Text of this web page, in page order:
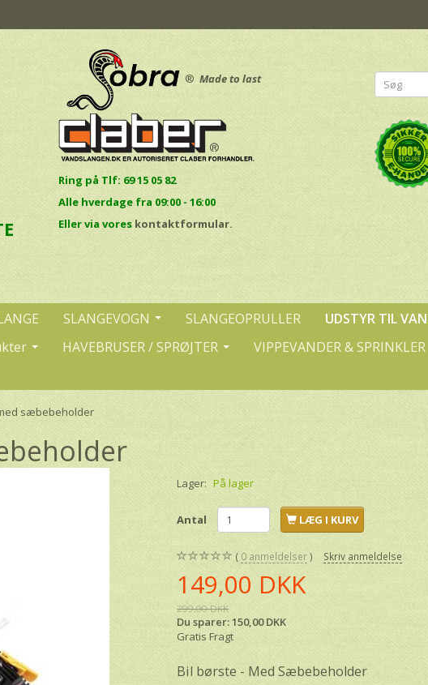
® Made to last
Ring på Tlf: 69 15 05 82
Alle hverdage fra 09:00 - 16:00
Eller via vores kontaktformular.
SLANGEVOGN SLANGEOPRULLER
UDSTYR TIL
HAVEBRUSER / SPRØJTER VIPPEVANDER & SPRINKLER
sæbebeholder
Lager: På lager
Antal LÆG I KURV
0 anmeldelser Skriv anmeldelse
149,00 DKK
299,00 DKK
Du sparer:150,00 DKK
Gratis Fragt
Bil børste - Med Sæbebeholder